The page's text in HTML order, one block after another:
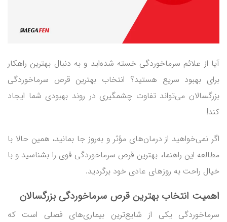
آیا از علائم سرماخوردگی خسته شده‌اید و به دنبال بهترین راهکار
برای بهبود سریع هستید؟ انتخاب بهترین قرص سرماخوردگی
بزرگسالان می‌تواند تفاوت چشمگیری در روند بهبودی شما ایجاد
کند!
اگر نمی‌خواهید از درمان‌های مؤثر و به‌روز جا بمانید، همین حالا با
مطالعه این راهنما، بهترین قرص سرماخوردگی قوی را بشناسید و با
خیال راحت به روزهای عادی خود برگردید.
اهمیت انتخاب بهترین قرص سرماخوردگی بزرگسالان
سرماخوردگی یکی از شایع‌ترین بیماری‌های فصلی است که